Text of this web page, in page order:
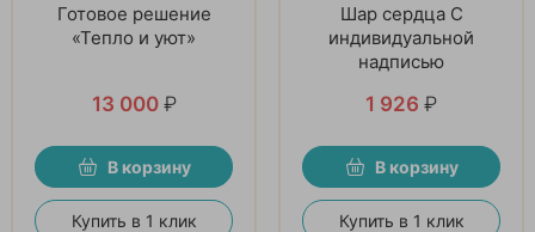
Готовое решение
«Тепло и уют»
13 000 ₽
В корзину
Купить в 1 клик
Шар сердца С
индивидуальной
надписью
1 926 ₽
В корзину
Купить в 1 клик